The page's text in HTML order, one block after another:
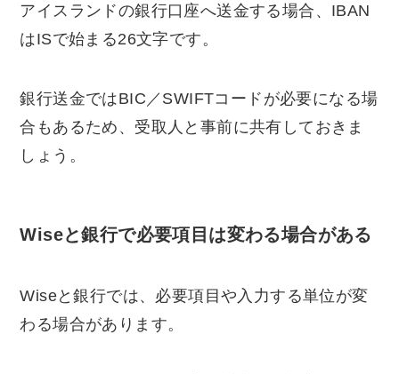
アイスランドの銀行口座へ送金する場合、IBAN
はISで始まる26文字です。
銀行送金ではBIC／SWIFTコードが必要になる場
合もあるため、受取人と事前に共有しておきま
しょう。
Wiseと銀行で必要項目は変わる場合がある
Wiseと銀行では、必要項目や入力する単位が変
わる場合があります。